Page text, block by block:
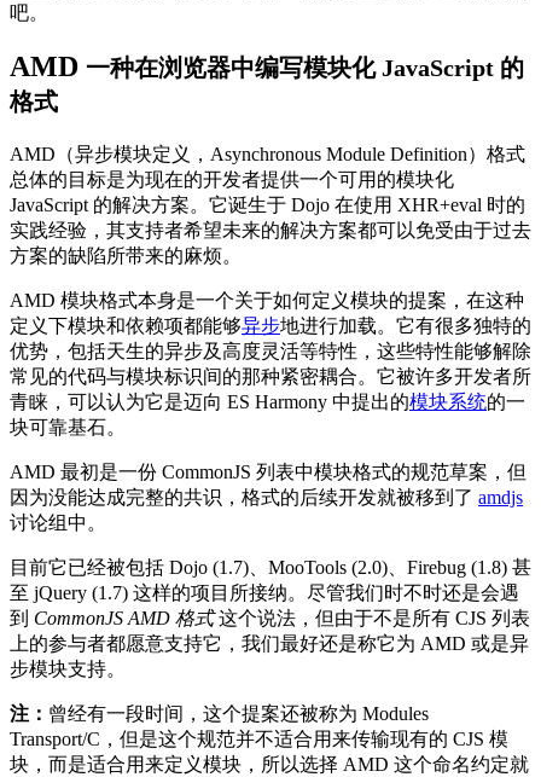
吧。
AMD 一种在浏览器中编写模块化 JavaScript 的
格式
AMD（异步模块定义，Asynchronous Module Definition）格式
总体的目标是为现在的开发者提供一个可用的模块化
JavaScript 的解决方案。它诞生于 Dojo 在使用 XHR+eval 时的
实践经验，其支持者希望未来的解决方案都可以免受由于过去
方案的缺陷所带来的麻烦。
AMD 模块格式本身是一个关于如何定义模块的提案，在这种
定义下模块和依赖项都能够异步地进行加载。它有很多独特的
优势，包括天生的异步及高度灵活等特性，这些特性能够解除
常见的代码与模块标识间的那种紧密耦合。它被许多开发者所
青睐，可以认为它是迈向 ES Harmony 中提出的模块系统的一
块可靠基石。
AMD 最初是一份 CommonJS 列表中模块格式的规范草案，但
因为没能达成完整的共识，格式的后续开发就被移到了 amdjs
讨论组中。
目前它已经被包括 Dojo (1.7)、MooTools (2.0)、Firebug (1.8) 甚
至 jQuery (1.7) 这样的项目所接纳。尽管我们时不时还是会遇
到 CommonJS AMD 格式这个说法，但由于不是所有 CJS 列表
上的参与者都愿意支持它，我们最好还是称它为 AMD 或是异
步模块支持。
注： 曾经有一段时间，这个提案还被称为 Modules
Transport/C，但是这个规范并不适合用来传输现有的 CJS 模
块，而是适合用来定义模块，所以选择 AMD 这个命名约定就